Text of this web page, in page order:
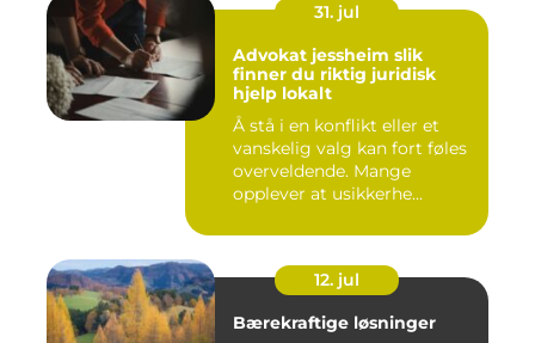
31. jul
Advokat jessheim slik
finner du riktig juridisk
hjelp lokalt
Å stå i en konflikt eller et
vanskelig valg kan fort føles
overveldende. Mange
opplever at usikkerhe...
12. jul
Bærekraftige løsninger